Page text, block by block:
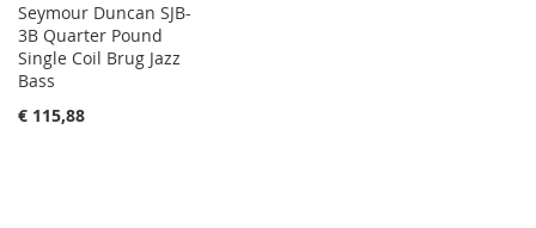
Seymour Duncan SJB-
3B Quarter Pound
Single Coil Brug Jazz
Bass
€ 115,88